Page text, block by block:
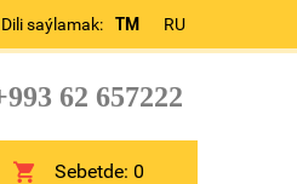
Dili saýlamak: TM RU
62 657222
Sebetde:0